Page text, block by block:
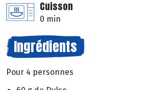
Cuisson
0 min
Ingrédients
Pour 4 personnes